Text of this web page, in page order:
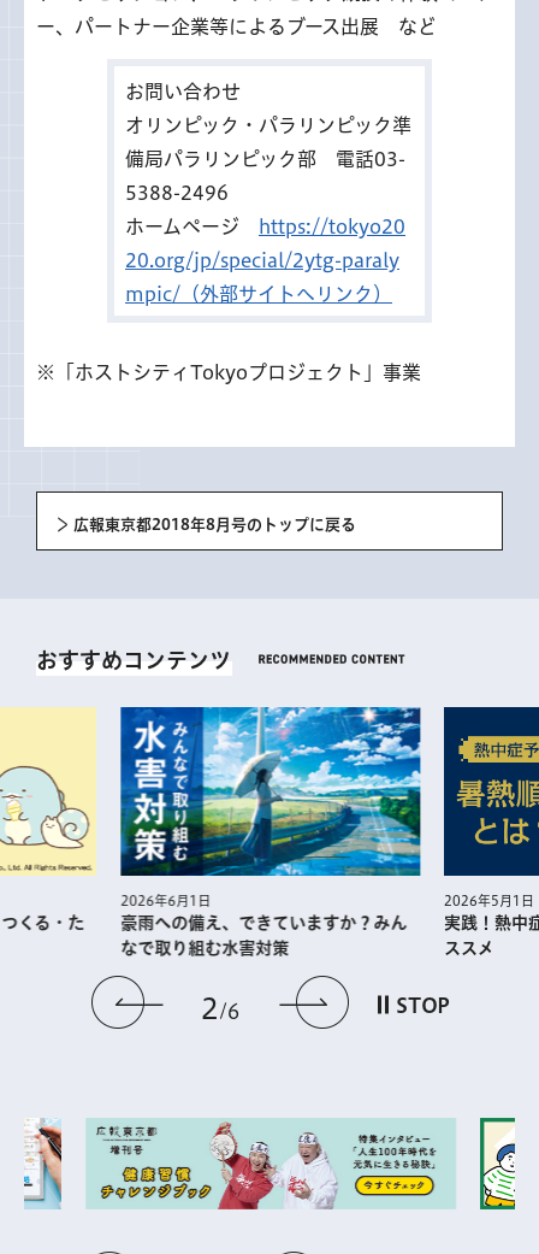
ー、パートナー企業等によるブース出展 など
お問い合わせ
オリンピック・パラリンピック準
備局パラリンピック部 電話03-
5388-2496
ホームページ
https://tokyo20
20.org/jp/special/2ytg-paraly
mpic/（外部サイトへリンク）
※「ホストシティTokyoプロジェクト」事業
広報東京都2018年8月号のトップに戻る
おすすめコンテンツ
前のスライドを表示
2 6 次のスライドを
STOP
くる・た
2026年6月1日
豪雨への備え、できていますか？みん
なで取り組む水害対策
2026年5月1日
実践！熱中
ススメ